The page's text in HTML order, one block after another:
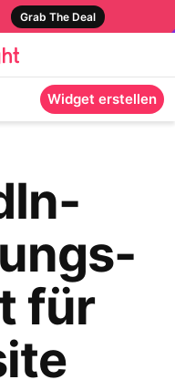
Grab The Deal
Widget erstellen
für